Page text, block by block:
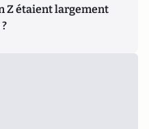
Z étaient largement